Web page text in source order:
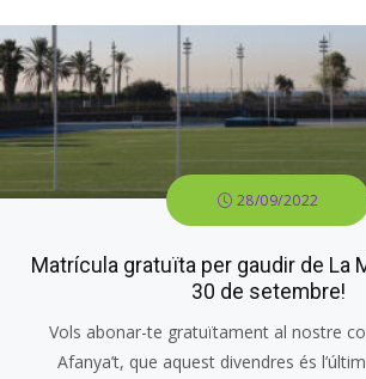
28/09/2022
Matrícula gratuïta per gaudir de La
30 de setembre!
Vols abonar-te gratuïtament al nostre
Afanya’t, que aquest divendres és